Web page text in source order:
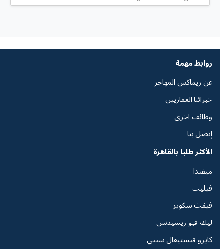
روابط مهمة
عن ريماكس المهاجر
خبرائنا العقاريين
وظائف اخرى
إتصل بنا
الأكثر طلبا بالقاهرة
ميفيدا
فيليت
فيفث سكوير
ليك فيو ريسيدنس
كايرو فيستيفال سيتي